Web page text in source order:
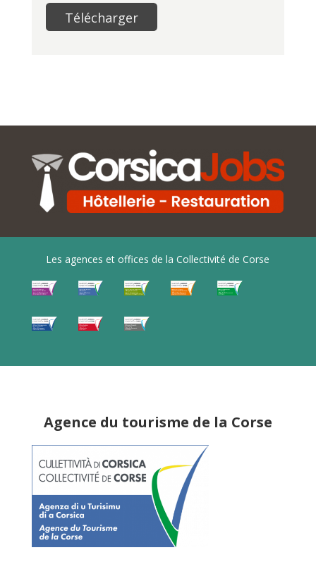
Télécharger
Les agences et offices de la Collectivité de Corse
Agence du tourisme de la Corse